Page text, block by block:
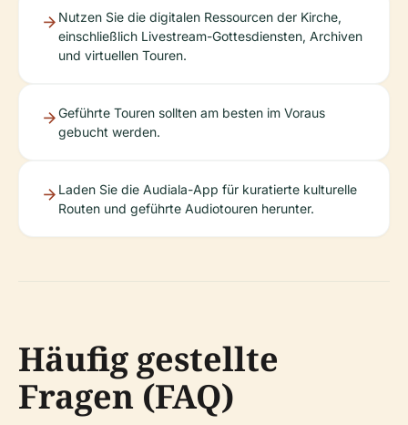
Nutzen Sie die digitalen Ressourcen der Kirche,
einschließlich Livestream-Gottesdiensten, Archiven
und virtuellen Touren.
Geführte Touren sollten am besten im Voraus
gebucht werden.
Laden Sie die Audiala-App für kuratierte kulturelle
Routen und geführte Audiotouren herunter.
Häufig gestellte
Fragen (FAQ)